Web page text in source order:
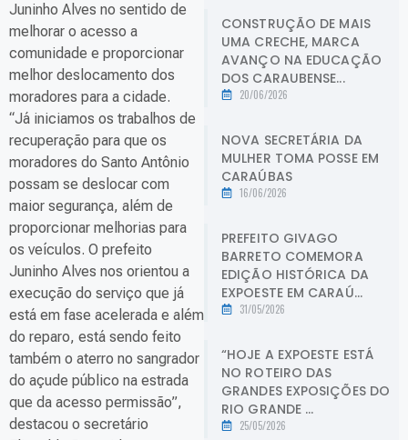
Juninho Alves no sentido de
melhorar o acesso a
comunidade e proporcionar
melhor deslocamento dos
moradores para a cidade.
“Já iniciamos os trabalhos de
recuperação para que os
moradores do Santo Antônio
possam se deslocar com
maior segurança, além de
proporcionar melhorias para
os veículos. O prefeito
Juninho Alves nos orientou a
execução do serviço que já
está em fase acelerada e além
do reparo, está sendo feito
também o aterro no sangrador
do açude público na estrada
que da acesso permissão”,
destacou o secretário
CONSTRUÇÃO DE MAIS
UMA CRECHE, MARCA
AVANÇO NA EDUCAÇÃO
DOS CARAUBENSE...
20/06/2026
NOVA SECRETÁRIA DA
MULHER TOMA POSSE EM
CARAÚBAS
16/06/2026
PREFEITO GIVAGO
BARRETO COMEMORA
EDIÇÃO HISTÓRICA DA
EXPOESTE EM CARAÚ...
31/05/2026
“HOJE A EXPOESTE ESTÁ
NO ROTEIRO DAS
GRANDES EXPOSIÇÕES DO
RIO GRANDE ...
25/05/2026